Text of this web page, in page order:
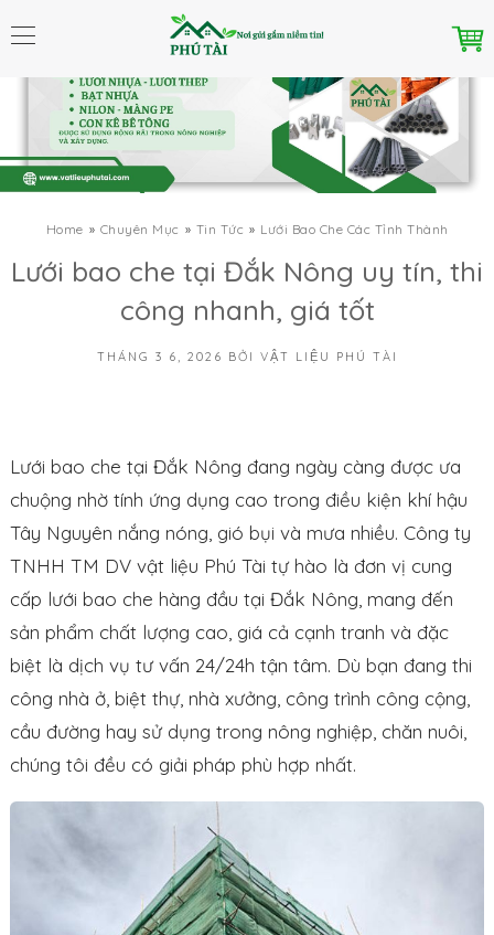
Home Chuyên Mục Tin Tức Lưới Bao Che Các Tỉnh Thành
Lưới bao che tại Đắk Nông uy tín, thi
công nhanh, giá tốt
THÁNG 3 6, 2026 BỞI VẬT LIỆU PHÚ TÀI
Lưới bao che tại Đắk Nông đang ngày càng được ưa
chuộng nhờ tính ứng dụng cao trong điều kiện khí hậu
Tây Nguyên nắng nóng, gió bụi và mưa nhiều. Công ty
TNHH TM DV vật liệu Phú Tài tự hào là đơn vị cung
cấp lưới bao che hàng đầu tại Đắk Nông, mang đến
sản phẩm chất lượng cao, giá cả cạnh tranh và đặc
biệt là dịch vụ tư vấn 24/24h tận tâm. Dù bạn đang thi
công nhà ở, biệt thự, nhà xưởng, công trình công cộng,
cầu đường hay sử dụng trong nông nghiệp, chăn nuôi,
chúng tôi đều có giải pháp phù hợp nhất.